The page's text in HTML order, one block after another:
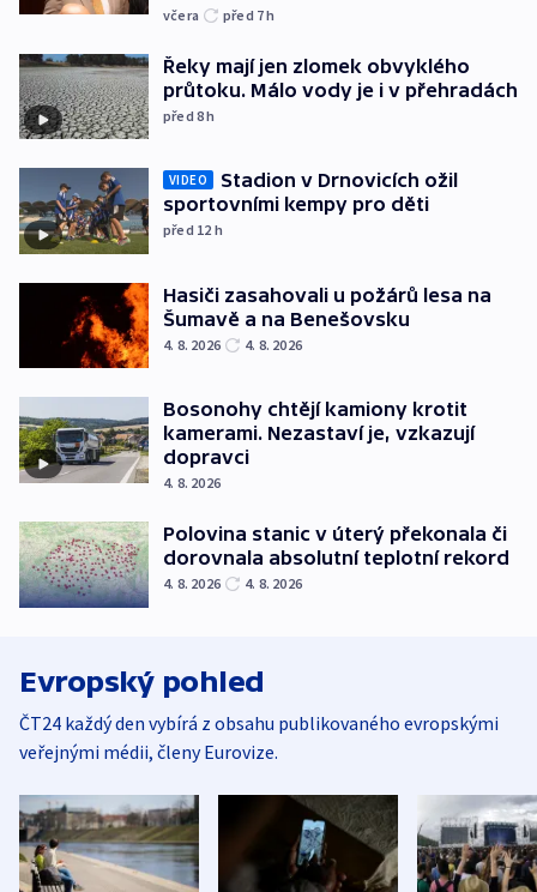
včera před 7h
Řeky mají jen zlomek obvyklého
průtoku. Málo vody je i v přehradách
před 8h
VIDEO
Stadion v Drnovicích ožil
sportovními kempy pro děti
před 12 h
Hasiči zasahovali u požárů lesa na
Šumavě a na Benešovsku
4. 8. 2026 4. 8. 2026
Bosonohy chtějí kamiony krotit
kamerami. Nezastaví je, vzkazují
dopravci
4. 8. 2026
Polovina stanic v úterý překonala či
dorovnala absolutní teplotní rekord
4. 8. 2026 4. 8. 2026
Evropský pohled
ČT24 každý den vybírá z obsahu publikovaného evropskými
veřejnými médii, členy Eurovize.